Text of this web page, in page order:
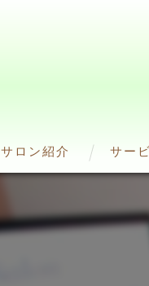
サロン紹介 サー
Frozen